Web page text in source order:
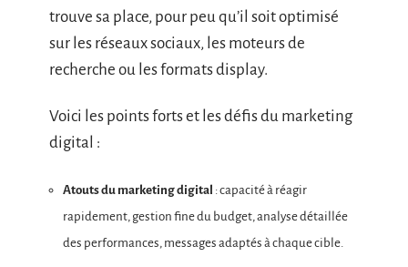
trouve sa place, pour peu qu’il soit optimisé
sur les réseaux sociaux, les moteurs de
recherche ou les formats display.
Voici les points forts et les défis du marketing
digital :
Atouts du marketing digital : capacité à réagir
rapidement, gestion fine du budget, analyse détaillée
des performances, messages adaptés à chaque cible.